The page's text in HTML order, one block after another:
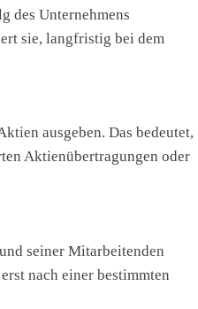
des Unternehmens
sie, langfristig bei dem
ausgeben. Das bedeutet,
Aktienübertragungen oder
seiner Mitarbeitenden
nach einer bestimmten